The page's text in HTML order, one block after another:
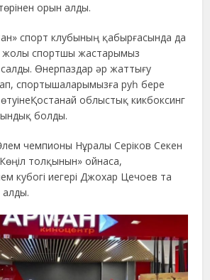
орын алды.
спорт клубының қабырғасында да
жолы спортшы жастарымыз
салды. Өнерпаздар әр жаттығу
спортышаларымызға руһ бере
облыстық кикбоксинг
болды.
чемпионы Нұралы Серіков Секен
толқынын» ойнаса,
кубогі иегері Джохар Цечоев та